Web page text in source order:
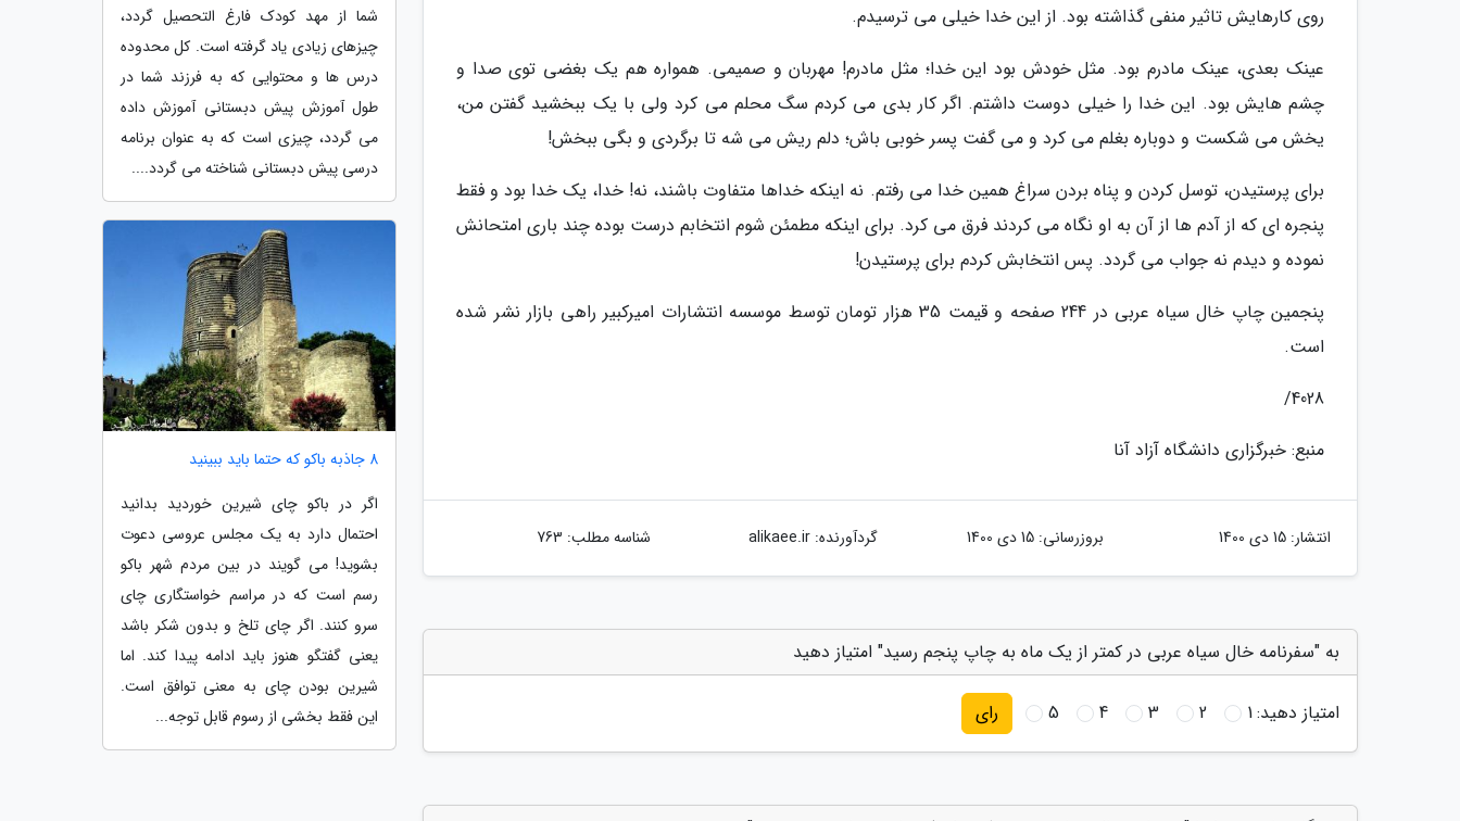
روی کارهایش تاثیر منفی گذاشته بود. از این خدا خیلی می ترسیدم.
عینک بعدی، عینک مادرم بود. مثل خودش بود این خدا؛ مثل مادرم! مهربان و صمیمی. همواره هم یک بغضی توی صدا و
چشم هایش بود. این خدا را خیلی دوست داشتم. اگر کار بدی می کردم سگ محلم می کرد ولی با یک ببخشید گفتن من،
یخش می شکست و دوباره بغلم می کرد و می گفت پسر خوبی باش؛ دلم ریش می شه تا برگردی و بگی ببخش!
برای پرستیدن، توسل کردن و پناه بردن سراغ همین خدا می رفتم. نه اینکه خداها متفاوت باشند، نه! خدا، یک خدا بود و فقط
پنجره ای که از آدم ها از آن به او نگاه می کردند فرق می کرد. برای اینکه مطمئن شوم انتخابم درست بوده چند باری امتحانش
نموده و دیدم نه جواب می گردد. پس انتخابش کردم برای پرستیدن!
پنجمین چاپ خال سیاه عربی در 244 صفحه و قیمت 35 هزار تومان توسط موسسه انتشارات امیرکبیر راهی بازار نشر شده
است.
4028/
منبع: خبرگزاری دانشگاه آزاد آنا
انتشار: 15 دی 1400 بروزرسانی: 15 دی 1400 گردآورنده:alikaee.ir شناسه مطلب: 763
به "سفرنامه خال سیاه عربی در کمتر از یک ماه به چاپ پنجم رسید" امتیاز دهید
امتیاز دهید:1
2
3
4
5 رای
شما از مهد کودک فارغ التحصیل گردد،
چیزهای زیادی یاد گرفته است. کل محدوده
درس ها و محتوایی که به فرزند شما در
طول آموزش پیش دبستانی آموزش داده
می گردد، چیزی است که به عنوان برنامه
درسی پیش دبستانی شناخته می گردد....
8 جاذبه باکو که حتما باید ببینید
اگر در باکو چای شیرین خوردید بدانید
احتمال دارد به یک مجلس عروسی دعوت
بشوید! می گویند در بین مردم شهر باکو
رسم است که در مراسم خواستگاری چای
سرو کنند. اگر چای تلخ و بدون شکر باشد
یعنی گفتگو هنوز باید ادامه پیدا کند. اما
شیرین بودن چای به معنی توافق است.
این فقط بخشی از رسوم قابل توجه...